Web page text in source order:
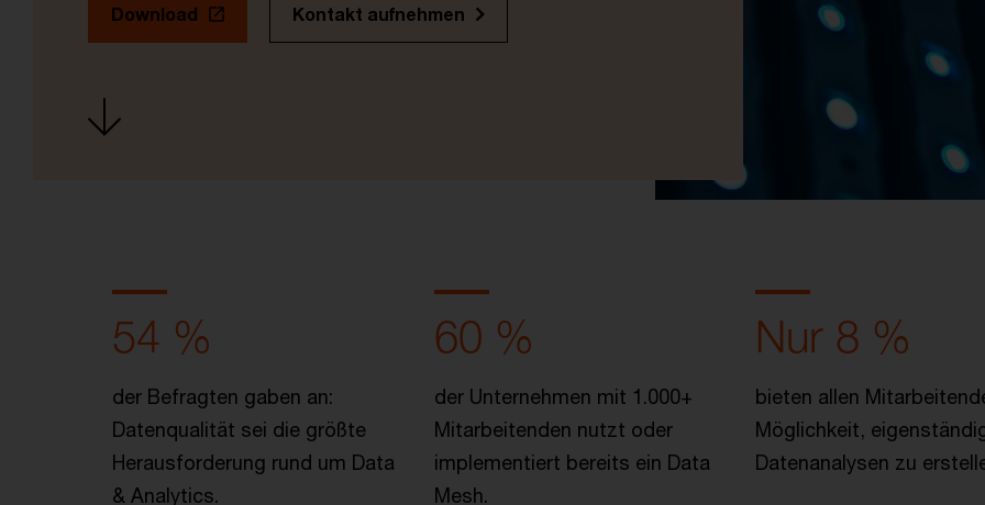
Download Kontakt aufnehmen
54 %
der Befragten gaben an:
Datenqualität sei die größte
Herausforderung rund um Data
& Analytics.
60 %
der Unternehmen mit 1.000+
Mitarbeitenden nutzt oder
implementiert bereits ein Data
Mesh.
Nur 8 %
bieten allen
Möglichkeit,
Datenanalysen zu